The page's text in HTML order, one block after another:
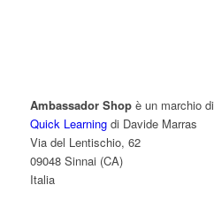
Ambassador Shopè un marchio di
Quick Learningdi Davide Marras
Via del Lentischio, 62
09048 Sinnai (CA)
Italia